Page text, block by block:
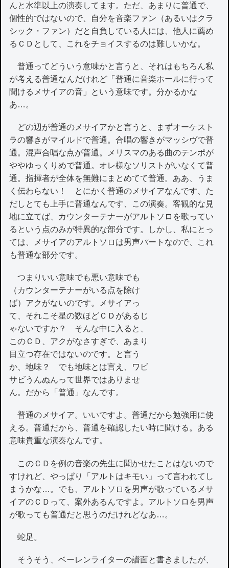
んと水準以上の演奏してます。ただ、あまりに普通で、
個性的ではないので、自分を音楽ファン（あるいはクラ
シック・ファン）だと自負している人には、他人に薦め
るＣＤとして、これをチョイスするのは難しいかな。
普通ってどういう意味かと言うと、それはもちろん私
が考える普通なんだけれど「普通に音楽ホールに行って
聞けるメサイアの音」という意味です。分かるかな
あ…。
どの辺が普通のメサイアかと言うと、まずオーケスト
ラの響きがマイルドで普通。合唱の響きがマッシヴで普
通。混声合唱な点が普通。メリスマのある曲のテンポが
ややゆっくりめで普通。オレ様なソリストがいなくて普
通。指揮者が全体を無難にまとめてて普通。ああ、うま
く伝わらない！ とにかく普通のメサイアなんです、た
だしとても上手に普通なんです、この演奏。客観的な見
地に立てば、カウンターテナーがアルトソロを歌ってい
るという点のみが特異的な部分です。しかし、私にとっ
ては、メサイアのアルトソロは男声パートなので、これ
も普通な部分です。
つまりいい意味でも悪い意味でも
（カウンターテナーがいる点を除け
ば）アクがないのです。メサイアっ
て、それこそ星の数ほどＣＤがあるじ
ゃないですか？ そんな中に入ると、
このＣＤ、アクがなさすぎで、あまり
目立つ存在ではないのです。と言う
か、地味？ でも地味とは言え、ワビ
サビうんぬんって世界ではありませ
ん。だから「普通」なんです。
普通のメサイア。いいですよ。普通だから勉強用に使
える。普通だから、普通を確認したい時に聞ける。ある
意味貴重な演奏なんです。
このＣＤを例の音楽の先生に聞かせたことはないので
すけれど、やっぱり「アルトはキモい」って言われてし
まうかな…。でも、アルトソロを男声が歌っているメサ
イアのＣＤって、案外あるんですよ。アルトソロを男声
が歌っても普通だと思うのだけれどなあ…。
蛇足。
そうそう、ベーレンライターの譜面と書きましたが、